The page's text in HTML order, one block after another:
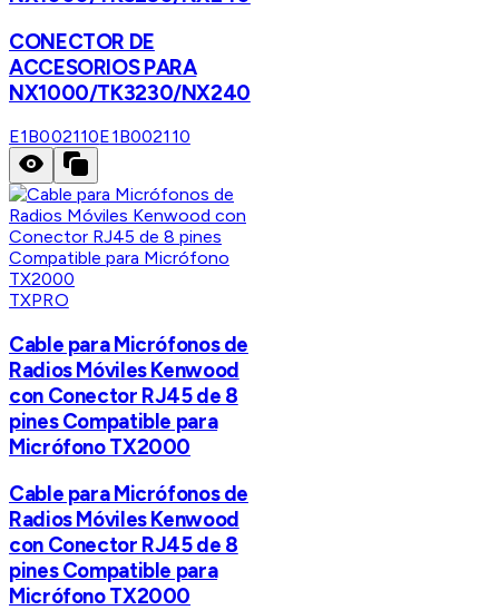
CONECTOR DE
ACCESORIOS PARA
NX1000/TK3230/NX240
E1B002110E1B002110
TXPRO
Cable para Micrófonos de
Radios Móviles Kenwood
con Conector RJ45 de 8
pines Compatible para
Micrófono TX2000
Cable para Micrófonos de
Radios Móviles Kenwood
con Conector RJ45 de 8
pines Compatible para
Micrófono TX2000